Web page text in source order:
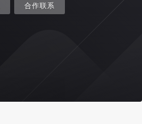
合作联系